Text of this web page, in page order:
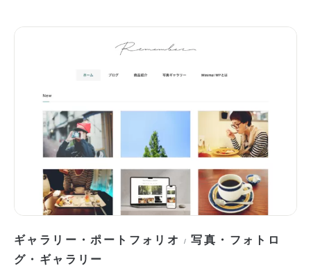
ギャラリー・ポートフォリオ /写真・フォトロ
グ・ギャラリー